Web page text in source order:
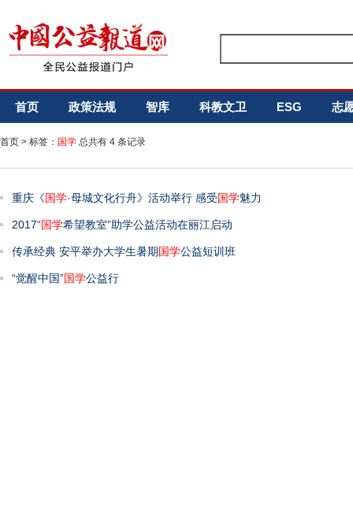
首页 政策法规 智库 科教文卫 ESG 志
首页 > 标签： 国学 总共有 4 条记录
重庆《国学·母城文化行舟》活动举行 感受国学魅力
2017“国学希望教室”助学公益活动在丽江启动
传承经典 安平举办大学生暑期国学公益短训班
“觉醒中国”国学公益行